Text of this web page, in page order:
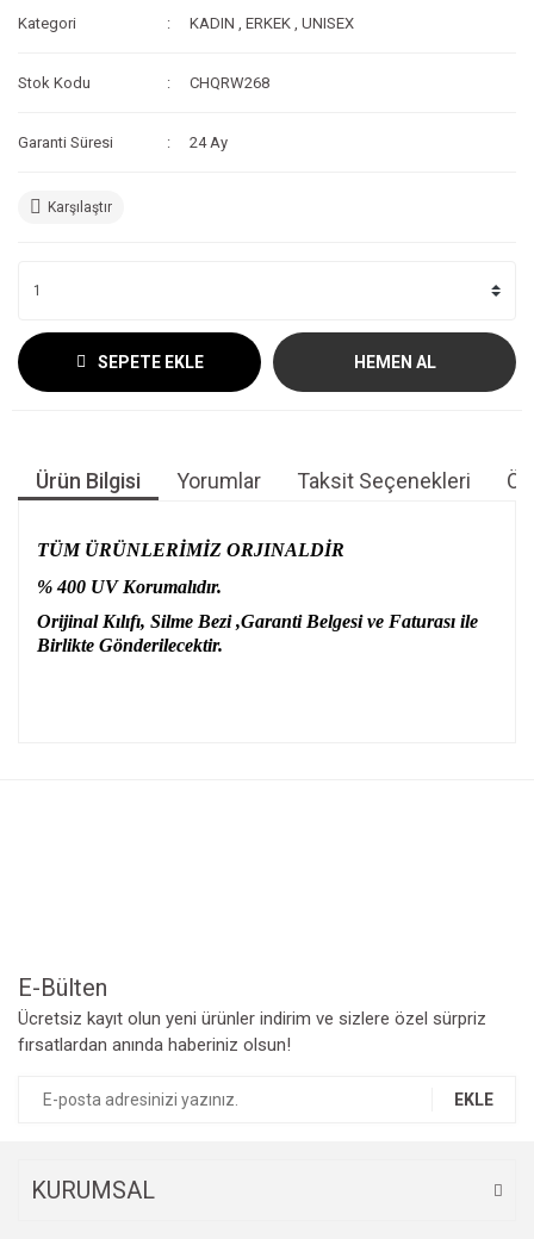
Kategori KADIN ,ERKEK ,UNISEX
Stok Kodu CHQRW268
Garanti Süresi 24 Ay
Karşılaştır
SEPETE EKLE HEMEN AL
Ürün Bilgisi Yorumlar Taksit Seçenekleri
TÜM ÜRÜNLERİMİZ ORJINALDİR
% 400 UV Korumalıdır.
Orijinal Kılıfı, Silme Bezi ,Garanti Belgesi ve Faturası ile
Birlikte Gönderilecektir.
E-Bülten
Ücretsiz kayıt olun yeni ürünler indirim ve sizlere özel sürpriz
fırsatlardan anında haberiniz olsun!
EKLE
KURUMSAL